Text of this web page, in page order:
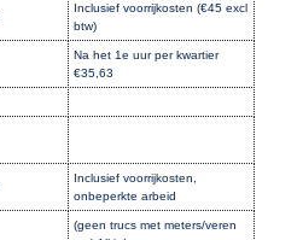
Inclusief voorrijkosten (€45 excl
btw)
Na het 1e uur per kwartier
€35,63
Inclusief voorrijkosten,
onbeperkte arbeid
(geen trucs met meters/veren